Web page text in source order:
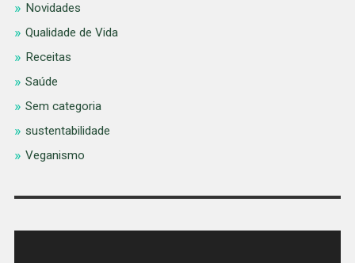
Novidades
Qualidade de Vida
Receitas
Saúde
Sem categoria
sustentabilidade
Veganismo